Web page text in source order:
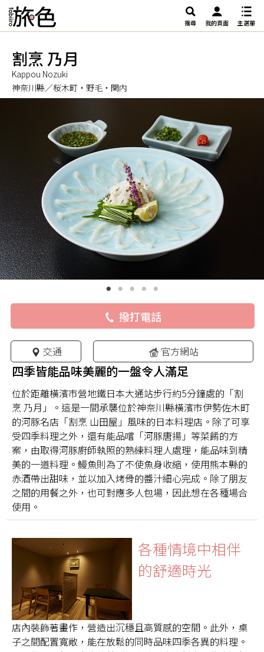
搜尋 我的頁面 主選單
割烹 乃月
Kappou Nozuki
神奈川縣／桜木町・野毛・関内
撥打電話
交通 官方網站
四季皆能品味美麗的一盤令人滿足
位於距離橫濱市營地鐵日本大通站步行約5分鐘處的「割
烹 乃月」。這是一間承襲位於神奈川縣橫濱市伊勢佐木町
的河豚名店「割烹 山田屋」風味的日本料理店。除了可享
受四季料理之外，還有能品嚐「河豚唐揚」等菜餚的方
案，由取得河豚廚師執照的熟練料理人處理，能品味到精
美的一道料理。鰻魚則為了不使魚身收縮，使用熊本縣的
赤酒帶出甜味，並以加入烤骨的醬汁細心完成。除了朋友
之間的用餐之外，也可對應多人包場，因此想在各種場合
使用。
各種情境中相伴
的舒適時光
店內裝飾著畫作，營造出沉穩且高質感的空間。此外，桌
子之間配置寬敞，能在放鬆的同時品味四季各異的料理。